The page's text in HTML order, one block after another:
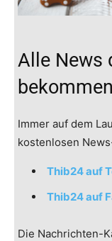
Alle News
bekommen
Immer auf dem
kostenlosen
Thib24 auf
Thib24 auf
Die Nachrichten-